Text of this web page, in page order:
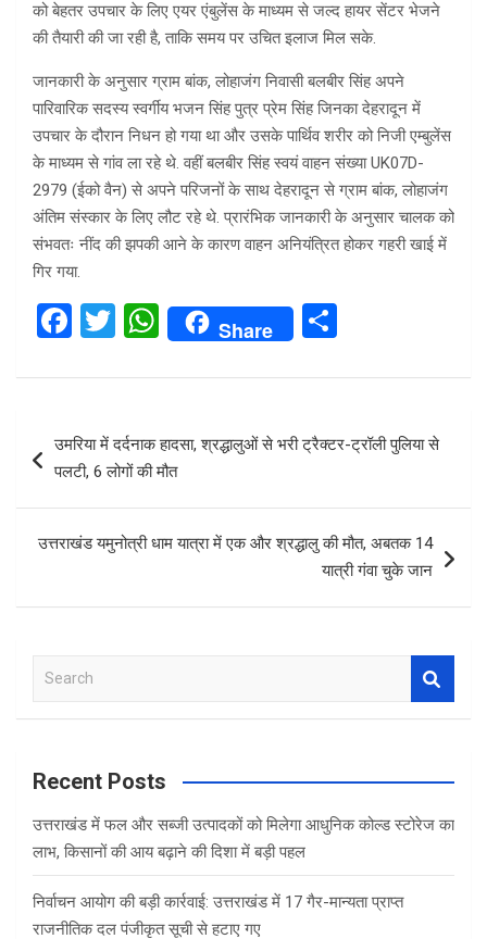
को बेहतर उपचार के लिए एयर एंबुलेंस के माध्यम से जल्द हायर सेंटर भेजने
की तैयारी की जा रही है, ताकि समय पर उचित इलाज मिल सके.
जानकारी के अनुसार ग्राम बांक, लोहाजंग निवासी बलबीर सिंह अपने
पारिवारिक सदस्य स्वर्गीय भजन सिंह पुत्र प्रेम सिंह जिनका देहरादून में
उपचार के दौरान निधन हो गया था और उसके पार्थिव शरीर को निजी एम्बुलेंस
के माध्यम से गांव ला रहे थे. वहीं बलबीर सिंह स्वयं वाहन संख्या UK07D-
2979 (ईको वैन) से अपने परिजनों के साथ देहरादून से ग्राम बांक, लोहाजंग
अंतिम संस्कार के लिए लौट रहे थे. प्रारंभिक जानकारी के अनुसार चालक को
संभवतः नींद की झपकी आने के कारण वाहन अनियंत्रित होकर गहरी खाई में
गिर गया.
F
ce
b
o
k
T
tt
er
W
at
A
p
Share
ar
navigation
उमरिया में दर्दनाक हादसा, श्रद्धालुओं से भरी ट्रैक्टर-ट्रॉली पुलिया से
पलटी, 6 लोगों की मौत
उत्तराखंड यमुनोत्री धाम यात्रा में एक और श्रद्धालु की मौत, अबतक 14
यात्री गंवा चुके जान
a
c
Recent Posts
उत्तराखंड में फल और सब्जी उत्पादकों को मिलेगा आधुनिक कोल्ड स्टोरेज का
लाभ, किसानों की आय बढ़ाने की दिशा में बड़ी पहल
निर्वाचन आयोग की बड़ी कार्रवाई: उत्तराखंड में 17 गैर-मान्यता प्राप्त
राजनीतिक दल पंजीकृत सूची से हटाए गए